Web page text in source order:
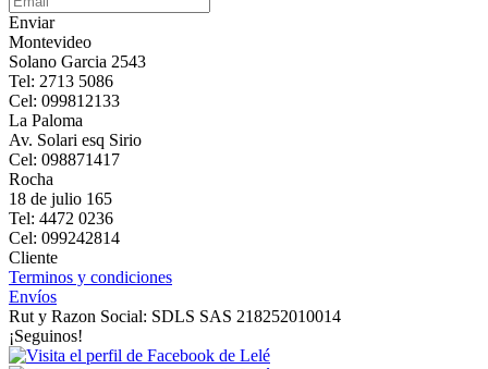
Enviar
Montevideo
Solano Garcia 2543
Tel: 2713 5086
Cel: 099812133
La Paloma
Av. Solari esq Sirio
Cel: 098871417
Rocha
18 de julio 165
Tel: 4472 0236
Cel: 099242814
Cliente
Terminos y condiciones
Envíos
Rut y Razon Social: SDLS SAS 218252010014
¡Seguinos!